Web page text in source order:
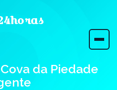
da Piedade